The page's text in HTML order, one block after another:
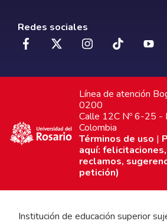
Redes sociales
Línea de atención
0200
Calle 12C Nº 6-25 -
Colombia
Términos de uso |
aquí:
reclamos,
petición)
Institución de educación superior